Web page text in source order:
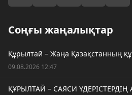
Соңғы жаңалықтар
Құрылтай – Жаңа Қазақстанның
09.08.2026 12:47
ҚҰРЫЛТАЙ – САЯСИ